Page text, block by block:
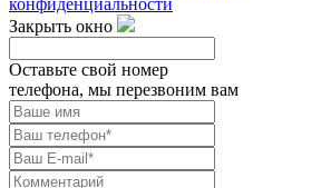
Закрыть окно
Оставьте свой номер
телефона, мы перезвоним вам